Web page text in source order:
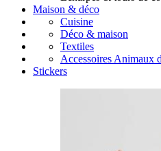
Maison & déco
Cuisine
Déco & maison
Textiles
Accessoires Animaux
Stickers